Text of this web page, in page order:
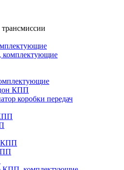
трансмиссии
комплектующие
КПП
коробки передач